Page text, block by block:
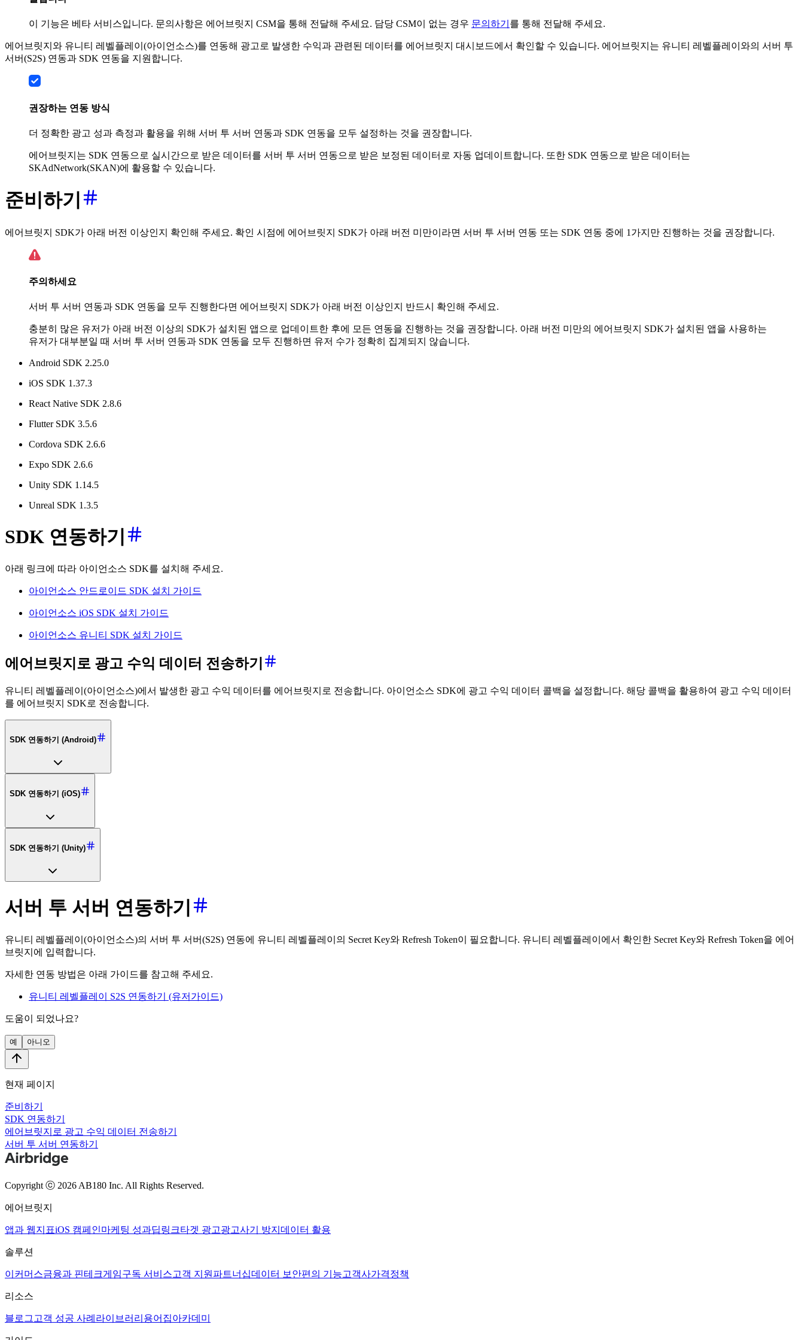
이 기능은 베타 서비스입니다. 문의사항은 에어브릿지 CSM을 통해 전달해 주세요. 담당 CSM이 없는 경우 문의하기 를 통해 전달해 주세요.
에어브릿지와 유니티 레벨플레이(아이언소스)를 연동해 광고로 발생한 수익과 관련된 데이터를 에어브릿지 대시보드에서 확인할 수 있습니다. 에어브릿지는 유니티 레벨플레이와의 서버 투
서버(S2S) 연동과 SDK 연동을 지원합니다.
권장하는 연동 방식
더 정확한 광고 성과 측정과 활용을 위해 서버 투 서버 연동과 SDK 연동을 모두 설정하는 것을 권장합니다.
에어브릿지는 SDK 연동으로 실시간으로 받은 데이터를 서버 투 서버 연동으로 받은 보정된 데이터로 자동 업데이트합니다. 또한 SDK 연동으로 받은 데이터는
SKAdNetwork(SKAN)에 활용할 수 있습니다.
준비하기
에어브릿지 SDK가 아래 버전 이상인지 확인해 주세요. 확인 시점에 에어브릿지 SDK가 아래 버전 미만이라면 서버 투 서버 연동 또는 SDK 연동 중에 1가지만 진행하는 것을 권장합니다.
주의하세요
서버 투 서버 연동과 SDK 연동을 모두 진행한다면 에어브릿지 SDK가 아래 버전 이상인지 반드시 확인해 주세요.
충분히 많은 유저가 아래 버전 이상의 SDK가 설치된 앱으로 업데이트한 후에 모든 연동을 진행하는 것을 권장합니다. 아래 버전 미만의 에어브릿지 SDK가 설치된 앱을 사용하는
유저가 대부분일 때 서버 투 서버 연동과 SDK 연동을 모두 진행하면 유저 수가 정확히 집계되지 않습니다.
Android SDK 2.25.0
iOS SDK 1.37.3
React Native SDK 2.8.6
Flutter SDK 3.5.6
Cordova SDK 2.6.6
Expo SDK 2.6.6
Unity SDK 1.14.5
Unreal SDK 1.3.5
SDK 연동하기
아래 링크에 따라 아이언소스 SDK를 설치해 주세요.
아이언소스 안드로이드 SDK 설치 가이드
아이언소스 iOS SDK 설치 가이드
아이언소스 유니티 SDK 설치 가이드
에어브릿지로 광고 수익 데이터 전송하기
유니티 레벨플레이(아이언소스)에서 발생한 광고 수익 데이터를 에어브릿지로 전송합니다. 아이언소스 SDK에 광고 수익 데이터 콜백을 설정합니다. 해당 콜백을 활용하여 광고 수익 데이터
를 에어브릿지 SDK로 전송합니다.
SDK 연동하기 (Android)
SDK 연동하기 (iOS)
SDK 연동하기 (Unity)
서버 투 서버 연동하기
유니티 레벨플레이(아이언소스)의 서버 투 서버(S2S) 연동에 유니티 레벨플레이의 Secret Key와 Refresh Token이 필요합니다. 유니티 레벨플레이에서 확인한 Secret Key와 Refresh Token을 에어
브릿지에 입력합니다.
자세한 연동 방법은 아래 가이드를 참고해 주세요.
유니티 레벨플레이 S2S 연동하기 (유저가이드)
도움이 되었나요?
예 아니오
현재 페이지
준비하기
SDK 연동하기
에어브릿지로 광고 수익 데이터 전송하기
서버 투 서버 연동하기
Copyright ⓒ 2026 AB180 Inc. All Rights Reserved.
에어브릿지
앱과 웹지표iOS 캠페인마케팅 성과딥링크타겟 광고광고사기 방지 데이터 활용
솔루션
이커머스금융과 핀테크게임구독 서비스고객 지원 파트너십데이터 보안편의 기능고객사가격정책
리소스
블로그 고객 성공 사례 라이브러리 용어집아카데미